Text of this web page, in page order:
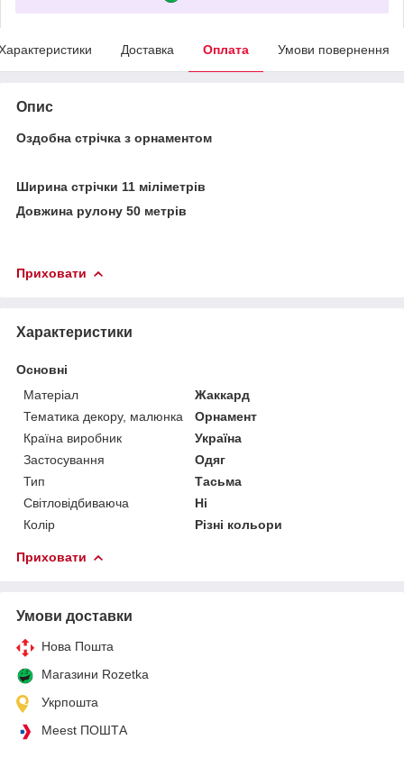
Доставка Оплата Умови повернення
Опис
Оздобна стрічка з орнаментом
Ширина стрічки 11 міліметрів
Довжина рулону 50 метрів
Приховати
Характеристики
Основні
Матеріал
Жаккард
Тематика декору, малюнка
Орнамент
Країна виробник
Україна
Застосування
Одяг
Тип
Тасьма
Світловідбиваюча
Ні
Колір
Різні кольори
Приховати
Умови доставки
Нова Пошта
Магазини Rozetka
Укрпошта
Meest ПОШТА